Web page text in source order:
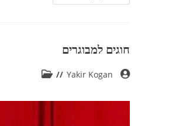
חוגים למבוגרים
Yakir Kogan